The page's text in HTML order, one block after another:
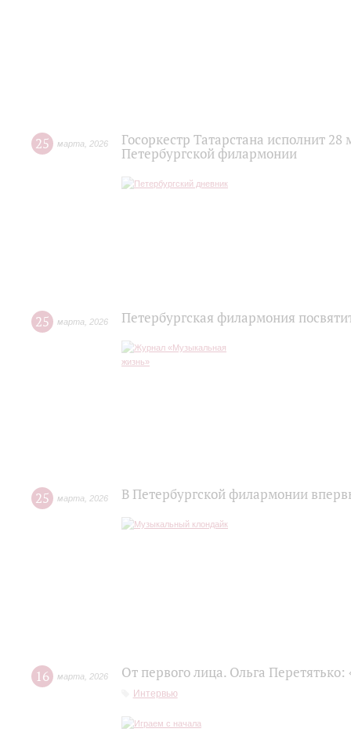
25 марта 2026
Госоркестр Татарстана исполнит
Петербургской филармонии
25 марта 2026 Петербургская филармония
25 марта 2026 В Петербургской филармонии
16 марта 2026 От первого лица. Ольга Перетятько:
Интервью